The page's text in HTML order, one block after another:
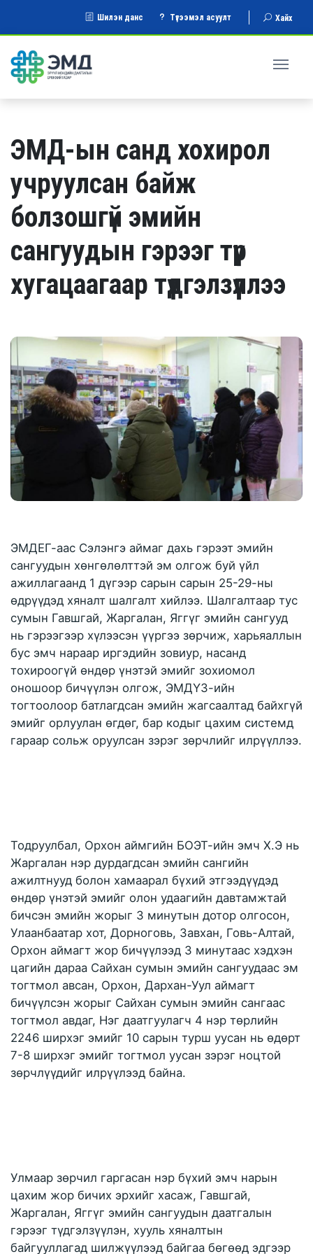
Шилэн данс Түгээмэл асуулт Хайх
ЭМД-ын санд хохирол
учруулсан байж
болзошгүй эмийн
сангуудын гэрээг түр
хугацаагаар түдгэлзүүллээ
ЭМДЕГ-аас Сэлэнгэ аймаг дахь гэрээт эмийн
сангуудын хөнгөлөлттэй эм олгож буй үйл
ажиллагаанд 1 дүгээр сарын сарын 25-29-ны
өдрүүдэд хяналт шалгалт хийлээ. Шалгалтаар тус
сумын Гавшгай, Жаргалан, Яггүг эмийн сангууд
нь гэрээгээр хүлээсэн үүргээ зөрчиж, харьяаллын
бус эмч нараар иргэдийн зовиур, насанд
тохироогүй өндөр үнэтэй эмийг зохиомол
оношоор бичүүлэн олгож, ЭМДҮЗ-ийн
тогтоолоор батлагдсан эмийн жагсаалтад байхгүй
эмийг орлуулан өгдөг, бар кодыг цахим системд
гараар сольж оруулсан зэрэг зөрчлийг илрүүллээ.
Тодруулбал, Орхон аймгийн БОЭТ-ийн эмч Х.Э нь
Жаргалан нэр дурдагдсан эмийн сангийн
ажилтнууд болон хамаарал бүхий этгээдүүдэд
өндөр үнэтэй эмийг олон удаагийн давтамжтай
бичсэн эмийн жорыг 3 минутын дотор олгосон,
Улаанбаатар хот, Дорноговь, Завхан, Говь-Алтай,
Орхон аймагт жор бичүүлээд 3 минутаас хэдхэн
цагийн дараа Сайхан сумын эмийн сангуудаас эм
тогтмол авсан, Орхон, Дархан-Уул аймагт
бичүүлсэн жорыг Сайхан сумын эмийн сангаас
тогтмол авдаг, Нэг даатгуулагч 4 нэр төрлийн
2246 ширхэг эмийг 10 сарын турш уусан нь өдөрт
7-8 ширхэг эмийг тогтмол уусан зэрэг ноцтой
зөрчлүүдийг илрүүлээд байна.
Улмаар зөрчил гаргасан нэр бүхий эмч нарын
цахим жор бичих эрхийг хасаж, Гавшгай,
Жаргалан, Яггүг эмийн сангуудын даатгалын
гэрээг түдгэлзүүлэн, хууль хяналтын
байгууллагад шилжүүлээд байгаа бөгөөд эдгээр